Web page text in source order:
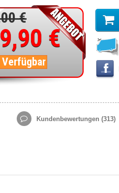
€
€
Verfügbar
Kundenbewertungen (313)